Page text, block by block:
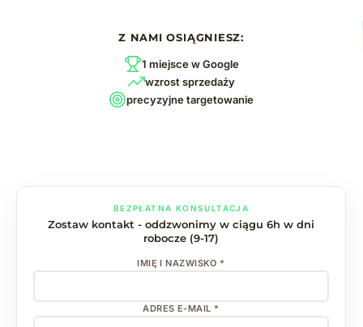
Z NAMI OSIĄGNIESZ:
1 miejsce w Google
wzrost sprzedaży
precyzyjne targetowanie
BEZPŁATNA KONSULTACJA
Zostaw kontakt - oddzwonimy w ciągu 6h w dni
robocze (9-17)
IMIĘ I NAZWISKO *
ADRES E-MAIL *